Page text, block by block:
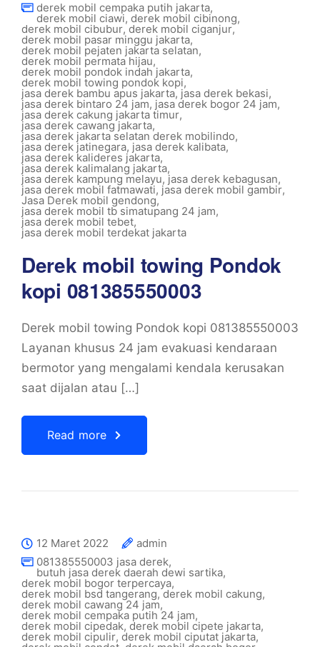
derek mobil cempaka putih jakarta,
derek mobil ciawi, derek mobil cibinong,
derek mobil cibubur,derek mobil ciganjur,
derek mobil pasar minggu jakarta,
derek mobil pejaten jakarta selatan,
derek mobil permata hijau,
derek mobil pondok indah jakarta,
derek mobil towing pondok kopi,
jasa derek bambu apus jakarta, jasa derek bekasi,
jasa derek bintaro 24 jam, jasa derek bogor 24 jam,
jasa derek cakung jakarta timur,
jasa derek cawang jakarta,
jasa derek jakarta selatan derek mobilindo,
jasa derek jatinegara, jasa derek kalibata,
jasa derek kalideres jakarta,
jasa derek kalimalang jakarta,
jasa derek kampung melayu, jasa derek kebagusan,
jasa derek mobil fatmawati, jasa derek mobil gambir,
Jasa Derek mobil gendong,
jasa derek mobil tb simatupang 24 jam,
jasa derek mobil tebet,
jasa derek mobil terdekat jakarta
Derek mobil towing Pondok
kopi 081385550003
Derek mobil towing Pondok kopi 081385550003
Layanan khusus 24 jam evakuasi kendaraan
bermotor yang mengalami kendala kerusakan
saat dijalan atau […]
Read more
12 Maret 2022
admin
081385550003 jasa derek,
butuh jasa derek daerah dewi sartika,
derek mobil bogor terpercaya,
derek mobil bsd tangerang,derek mobil cakung,
derek mobil cawang 24 jam,
derek mobil cempaka putih 24 jam,
derek mobil cipedak, derek mobil cipete jakarta,
derek mobil cipulir, derek mobil ciputat jakarta,